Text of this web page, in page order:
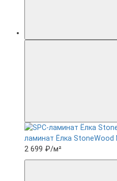
ламинат Ëлка StoneWood
2 699 ₽/м²